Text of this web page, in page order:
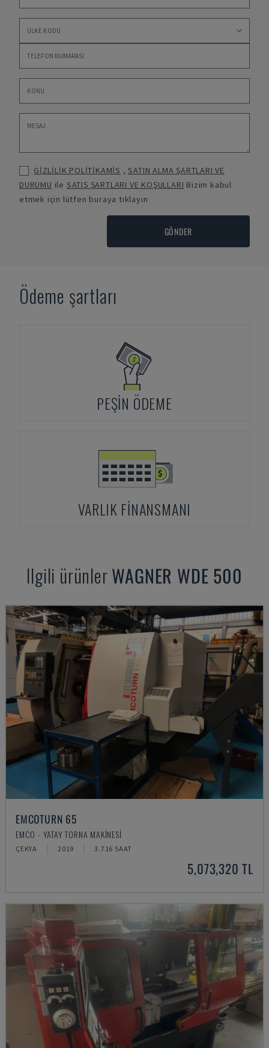
GİZLİLİK POLİTİKAMİS ,SATIN ALMA ŞARTLARI VE
DURUMU ile SATIŞ ŞARTLARI VE KOŞULLARI Bizim kabul
etmek için lütfen buraya tıklayın
GÖNDER
Ödeme şartları
PEŞIN ÖDEME
VARLIK FINANSMANI
Ilgili ürünlerWAGNER WDE 500
EMCOTURN 65
EMCO - YATAY TORNA MAKINESI
ÇEKYA 2019 3.716 SAAT
5,073,320 TL